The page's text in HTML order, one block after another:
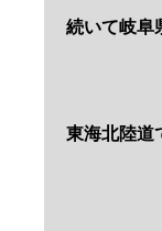
続いて岐阜
東海北陸道